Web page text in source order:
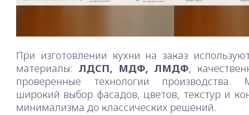
При изготовлении кухни на заказ
материалы: ЛДСП, МДФ, ЛМДФ,
проверенные технологии
широкий выбор фасадов, цветов, текстур и
минимализма до классических решений.